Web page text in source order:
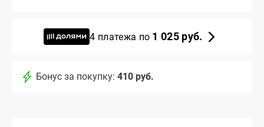
4 платежа по 1 025 руб.
Бонус за покупку: 410 руб.